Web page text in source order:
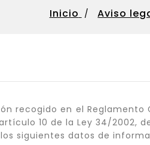
Inicio Aviso
recogido en el Reglamento
10 de la Ley 34/2002,
siguientes datos de